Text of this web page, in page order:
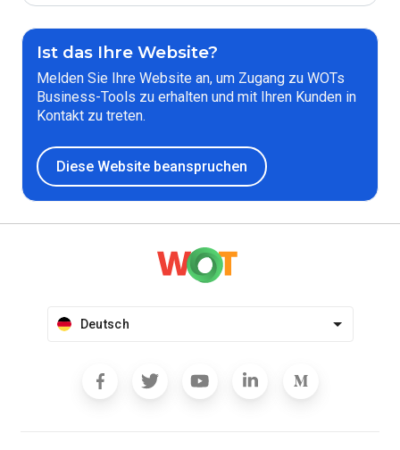
Ist das Ihre Website?
Melden Sie Ihre Website an, um Zugang zu WOTs
Business-Tools zu erhalten und mit Ihren Kunden in
Kontakt zu treten.
Diese Website beanspruchen
Deutsch